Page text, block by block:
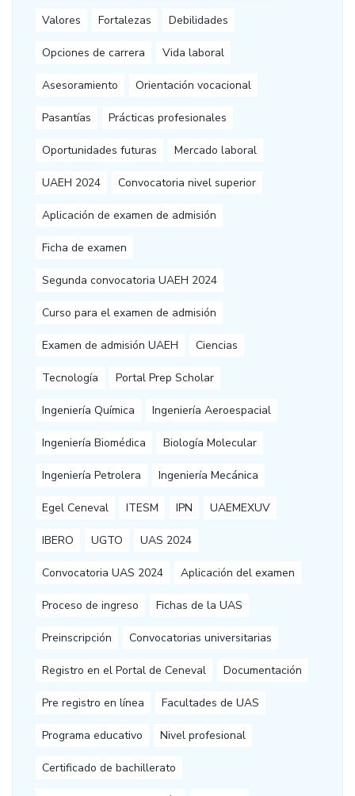
Valores Fortalezas Debilidades
Opciones de carrera Vida laboral
Asesoramiento Orientación vocacional
Pasantías Prácticas profesionales
Oportunidades futuras Mercado laboral
UAEH 2024 Convocatoria nivel superior
Aplicación de examen de admisión
Ficha de examen
Segunda convocatoria UAEH 2024
Curso para el examen de admisión
Examen de admisión UAEH Ciencias
Tecnología Portal Prep Scholar
Ingeniería Química Ingeniería Aeroespacial
Ingeniería Biomédica Biología Molecular
Ingeniería Petrolera Ingeniería Mecánica
Egel Ceneval ITESM IPN UAEMEXUV
IBERO UGTO UAS 2024
Convocatoria UAS 2024 Aplicación del examen
Proceso de ingreso Fichas de la UAS
Preinscripción Convocatorias universitarias
Registro en el Portal de Ceneval Documentación
Pre registro en línea Facultades de UAS
Programa educativo Nivel profesional
Certificado de bachillerato